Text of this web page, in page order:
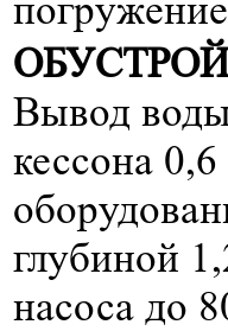
Вывод
кессона
глубиной
насоса до